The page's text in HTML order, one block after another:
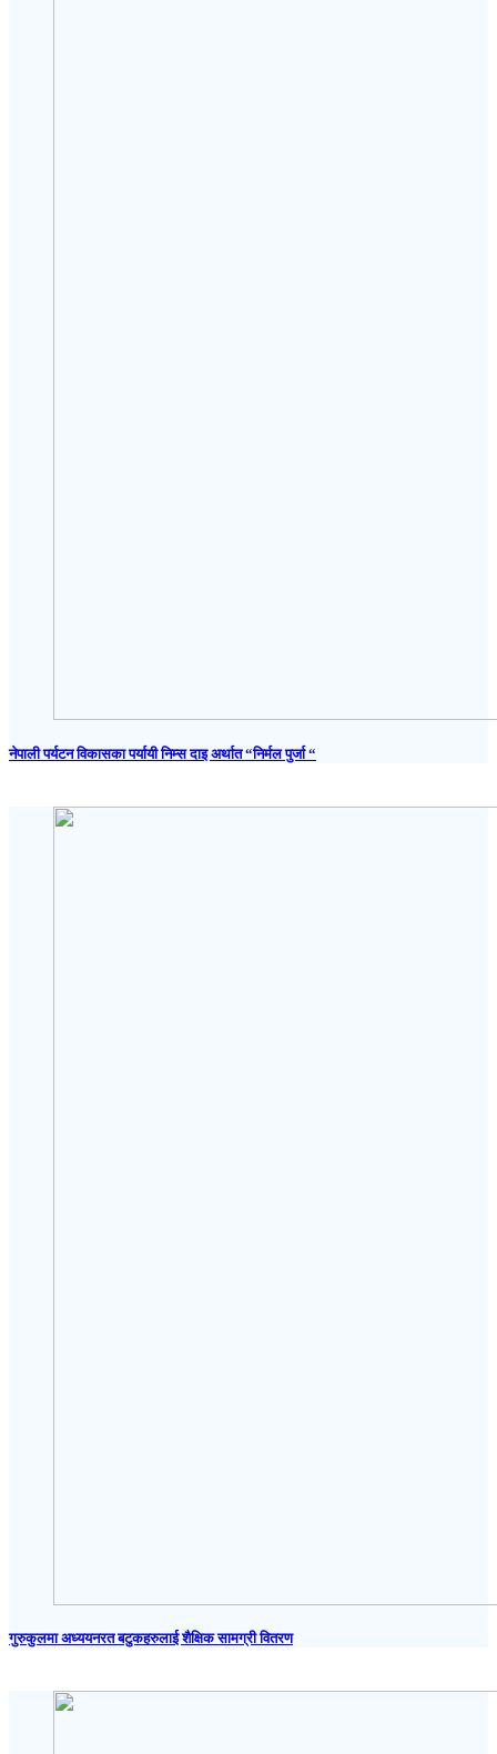
नेपाली पर्यटन विकासका पर्यायी निम्स दाइ अर्थात “निर्मल पुर्जा “
गुरुकुलमा अध्ययनरत बटुकहरुलाई शैक्षिक सामग्री वितरण